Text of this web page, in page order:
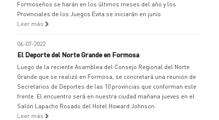
Formoseños se harán en los últimos meses del año y los
Provinciales de los Juegos Evita se iniciarán en junio
Leer más
06-07-2022
El Deporte del Norte Grande en Formosa
Luego de la reciente Asamblea del Consejo Regional del Norte
Grande que se realizó en Formosa, se concretará una reunión de
Secretarios de Deportes de las 10 provincias que conforman este
frente. El encuentro será en nuestra ciudad mañana jueves en el
Salón Lapacho Rosado del Hotel Howard Johnson.
Leer más